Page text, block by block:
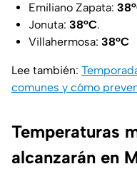
Emiliano Zapata:
Jonuta: 38°C.
Villahermosa: 38°C
Lee también:
comunes y cómo
Temperaturas
alcanzarán en